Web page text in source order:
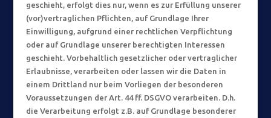
geschieht, erfolgt dies nur, wenn es zur Erfüllung unserer
(vor)vertraglichen Pflichten, auf Grundlage Ihrer
Einwilligung, aufgrund einer rechtlichen Verpflichtung
oder auf Grundlage unserer berechtigten Interessen
geschieht. Vorbehaltlich gesetzlicher oder vertraglicher
Erlaubnisse, verarbeiten oder lassen wir die Daten in
einem Drittland nur beim Vorliegen der besonderen
Voraussetzungen der Art. 44 ff. DSGVO verarbeiten. D.h.
die Verarbeitung erfolgt z.B. auf Grundlage besonderer